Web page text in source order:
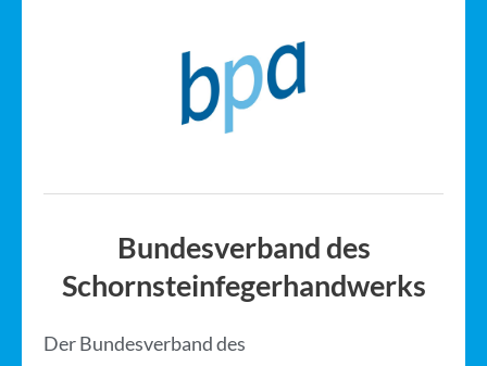
Bundesverband des
Schornsteinfegerhandwerks
Der Bundesverband des